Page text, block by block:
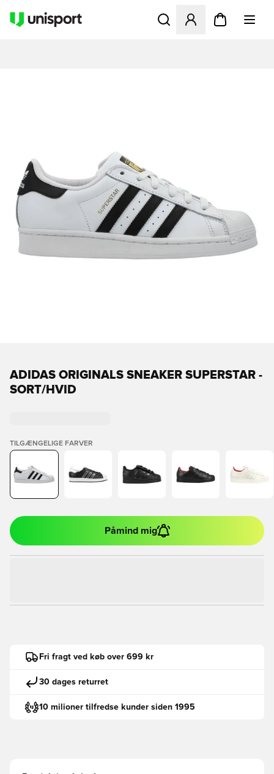
Åbner en Modal til at
ADIDAS ORIGINALS SNEAKER SUPERSTAR -
SORT/HVID
TILGÆNGELIGE FARVER
Påmind mig
Fri fragt ved køb over 699 kr
30 dages returret
10 milioner tilfredse kunder siden 1995